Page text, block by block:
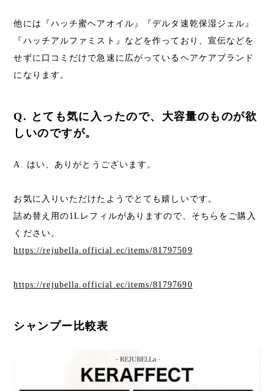
他には『ハッチ蜜ヘアオイル』『デルタ速乾保湿ジェル』
『ハッチアルファミスト』などを作っており、宣伝などを
せずに口コミだけで急速に広がっているヘアケアブランド
になります。
Q. とても気に入ったので、大容量のものが欲
しいのですが。
A. はい、ありがとうございます。
お気に入りいただけたようでとても嬉しいです。
詰め替え用の1Lレフィルがありますので、そちらをご購入
ください。
https://rejubella.official.ec/items/81797509
https://rejubella.official.ec/items/81797690
シャンプー比較表